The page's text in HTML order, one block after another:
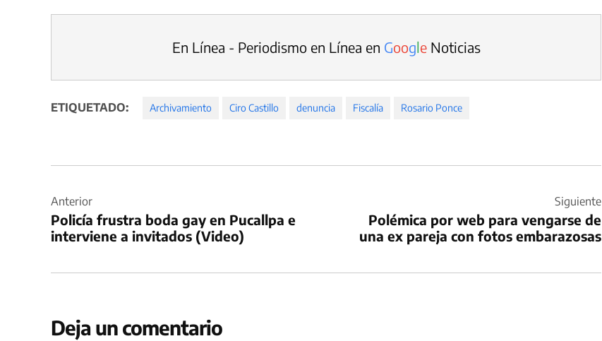
En Línea - Periodismo en Línea en GoogleNoticias
ETIQUETADO: Archivamiento Ciro Castillo denuncia Fiscalía Rosario Ponce
de
entradas
Anterior
Policía frustra boda gay en Pucallpa e
interviene a invitados (Video)
Siguiente
Polémica por web para vengarse de
una ex pareja con fotos embarazosas
Deja un comentario